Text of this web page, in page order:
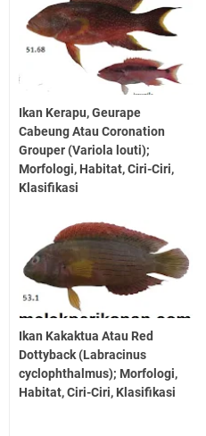
Ikan Kerapu, Geurape
Cabeung Atau Coronation
Grouper (Variola louti);
Morfologi, Habitat, Ciri-Ciri,
Klasifikasi
Ikan Kakaktua Atau Red
Dottyback (Labracinus
cyclophthalmus); Morfologi,
Habitat, Ciri-Ciri, Klasifikasi